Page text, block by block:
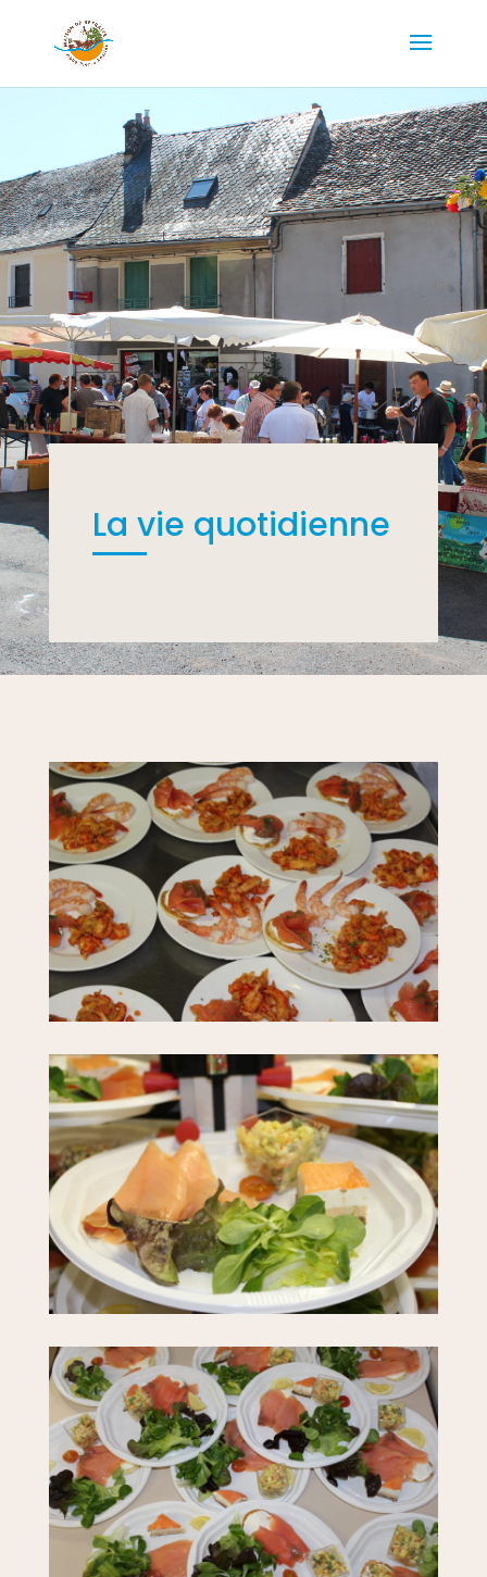
La vie quotidienne